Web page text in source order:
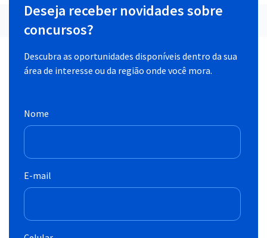
Deseja receber novidades sobre
concursos?
Descubra as oportunidades disponíveis dentro da sua
área de interesse ou da região onde você mora.
Nome
E-mail